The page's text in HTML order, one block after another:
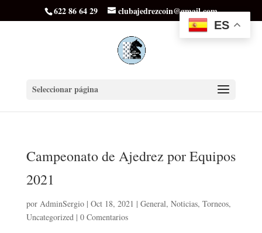
622 86 64 29 clubajedrezcoin@gmail.com
Seleccionar página
Campeonato de Ajedrez por Equipos
2021
por AdminSergio| Oct 18, 2021 | General, Noticias, Torneos,
Uncategorized| 0 Comentarios
ES